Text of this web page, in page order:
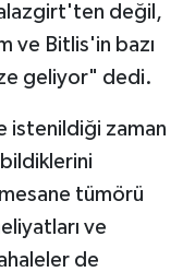
değil,
ve Bitlis'in bazı
geliyor" dedi.
istenildiği zaman
tümörü
ve
de